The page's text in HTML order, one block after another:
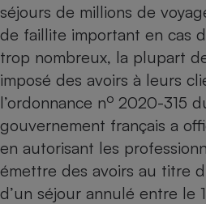
séjours de millions de
de faillite important en cas
trop nombreux, la plupart
imposé des avoirs à leurs
l’ordonnance no 2020-315
gouvernement français a
en autorisant les
émettre des avoirs au titre
d’un séjour annulé entre le 1